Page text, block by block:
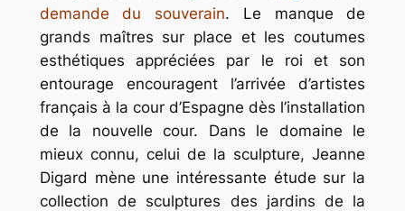
demande du souverain. Le manque de
grands maîtres sur place et les coutumes
esthétiques appréciées par le roi et son
entourage encouragent l’arrivée d’artistes
français à la cour d’Espagne dès l’installation
de la nouvelle cour. Dans le domaine le
mieux connu, celui de la sculpture, Jeanne
Digard mène une intéressante étude sur la
collection de sculptures des jardins de la